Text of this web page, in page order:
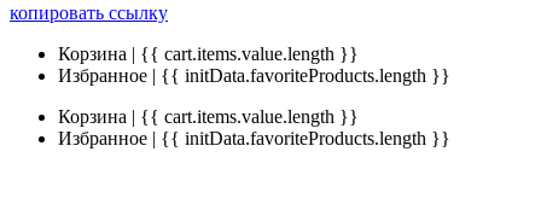
копировать ссылку
Корзина | {{ cart.items.value.length }}
Избранное | {{ initData.favoriteProducts.length }}
Корзина | {{ cart.items.value.length }}
Избранное | {{ initData.favoriteProducts.length }}